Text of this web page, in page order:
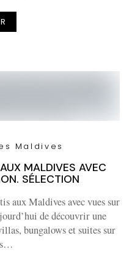
Maldives
MALDIVES AVEC
SÉLECTION
aux Maldives avec vues sur
de découvrir une
bungalows et suites sur